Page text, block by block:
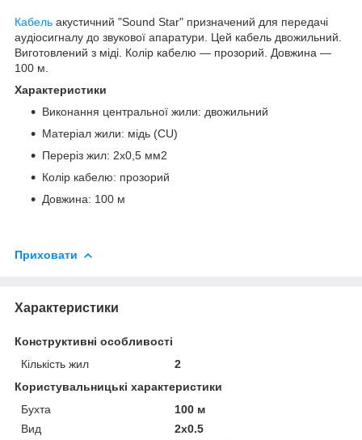
Кабель акустичний "Sound Star" призначений для передачі
аудіосигналу до звукової апаратури. Цей кабель двожильний.
Виготовлений з міді. Колір кабелю — прозорий. Довжина —
100 м.
Характеристики
Виконання центральної жили: двожильний
Матеріал жили: мідь (CU)
Переріз жил: 2х0,5 мм2
Колір кабелю: прозорий
Довжина: 100 м
Приховати
Характеристики
Конструктивні особливості
Кількість жил
2
Користувальницькі характеристики
Бухта
100 м
Вид
2х0.5